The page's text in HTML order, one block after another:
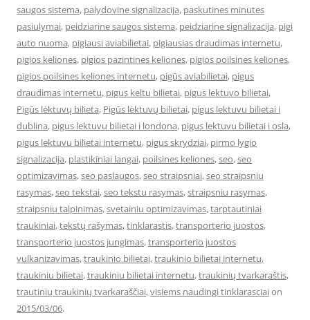
saugos sistema, palydovine signalizacija, paskutines minutes
pasiulymai, peidziarine saugos sistema, peidziarine signalizacija, pigi
auto nuoma, pigiausi aviabilietai, pigiausias draudimas internetu,
pigios keliones, pigios pazintines keliones, pigios poilsines keliones,
pigios poilsines keliones internetu, pigūs aviabilietai, pigus
draudimas internetu, pigus keltu bilietai, pigus lektuvo bilietai,
Pigūs lėktuvų bilieta, Pigūs lėktuvų bilietai, pigus lektuvu bilietai i
dublina, pigus lektuvu bilietai i londona, pigus lektuvu bilietai i osla,
pigus lektuvu bilietai internetu, pigus skrydziai, pirmo lygio
signalizacija, plastikiniai langai, poilsines keliones,seo,seo
optimizavimas,seo paslaugos,seo straipsniai,seo straipsniu
rasymas,seo tekstai,seo tekstu rasymas,straipsniu rasymas,
straipsniu talpinimas,svetainiu optimizavimas,tarptautiniai
traukiniai,tekstų rašymas,tinklarastis,transporterio juostos,
transporterio juostos jungimas,transporterio juostos
vulkanizavimas,traukinio bilietai,traukinio bilietai internetu,
traukiniu bilietai,traukiniu bilietai internetu,traukinių tvarkaraštis,
trautinių traukinių tvarkaraščiai,visiems naudingi tinklarasciaion
2015/03/06.